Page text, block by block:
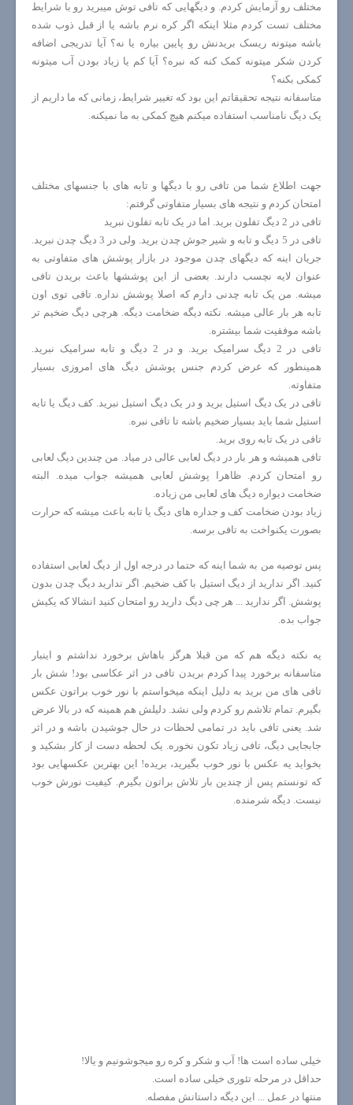
مختلف رو آزمایش کردم. و دیگهایی که تافی توش میبرید رو با شرایط
مختلف تست کردم مثلا اینکه اگر کره نرم باشه یا از قبل ذوب شده
باشه میتونه ریسک بریدنش رو پایین بیاره یا نه؟ آیا تدریجی اضافه
کردن شکر میتونه کمک کنه که نبره؟ آیا کم یا زیاد بودن آب میتونه
کمکی بکنه؟
متاسفانه نتیجه تحقیقاتم این بود که تغییر شرایط، زمانی که ما داریم از
یک دیگ نامناسب استفاده میکنم هیچ کمکی به ما نمیکنه.
جهت اطلاع شما من تافی رو با دیگها و تابه های با جنسهای مختلف
امتحان کردم و نتیجه های بسیار متفاوتی گرفتم:
تافی در 2 دیگ تفلون برید. اما در یک تابه تفلون نبرید
تافی در 5 دیگ و تابه و شیر جوش چدن برید. ولی در 3 دیگ چدن نبرید.
جریان اینه که دیگهای چدن موجود در بازار پوشش های متفاوتی به
عنوان لایه نچسب دارند. بعضی از این پوششها باعث بریدن تافی
میشه. من یک تابه چدنی دارم که اصلا پوشش نداره. تافی توی اون
تابه هر بار عالی میشه. نکته دیگه ضخامت دیگه. هرچی دیگ ضخیم تر
باشه موفقیت شما بیشتره.
تافی در 2 دیگ سرامیک برید. و در 2 دیگ و تابه سرامیک نبرید.
همینطور که عرض کردم جنس پوشش دیگ های امروزی بسیار
متفاوته.
تافی در یک دیگ استیل برید و در یک دیگ استیل نبرید. کف دیگ یا تابه
استیل شما باید بسیار ضخیم باشه تا تافی نبره.
تافی در یک تابه روی برید.
تافی همیشه و هر بار در دیگ لعابی عالی در میاد. من چندین دیگ لعابی
رو امتحان کردم. ظاهرا پوشش لعابی همیشه جواب میده. البته
ضخامت دیواره دیگ های لعابی من زیاده.
زیاد بودن ضخامت کف و جداره های دیگ یا تابه باعث میشه که حرارت
بصورت یکنواخت به تافی برسه.
پس توصیه من به شما اینه که حتما در درجه اول از دیگ لعابی استفاده
کنید. اگر ندارید از دیگ استیل با کف ضخیم. اگر ندارید دیگ چدن بدون
پوشش. اگر ندارید ... هر چی دیگ دارید رو امتحان کنید انشالا که یکیش
جواب بده.
یه نکته دیگه هم که من قبلا هرگز باهاش برخورد نداشتم و اینبار
متاسفانه برخورد پیدا کردم بریدن تافی در اثر عکاسی بود! شش بار
تافی های من برید به دلیل اینکه میخواستم با نور خوب براتون عکس
بگیرم. تمام تلاشم رو کردم ولی نشد. دلیلش هم همینه که در بالا عرض
شد. یعنی تافی باید در تمامی لحظات در حال جوشیدن باشه و در اثر
جابجایی دیگ، تافی زیاد تکون نخوره. یک لحظه دست از کار بشکید و
بخواید یه عکس با نور خوب بگیرید، بریده! این بهترین عکسهایی بود
که تونستم پس از چندین بار تلاش براتون بگیرم. کیفیت نورش خوب
نیست. دیگه شرمنده.
خیلی ساده است ها! آب و شکر و کره رو میجوشونیم و یالا!
حداقل در مرحله تئوری خیلی ساده است.
منتها در عمل ... این دیگه داستانش مفصله.